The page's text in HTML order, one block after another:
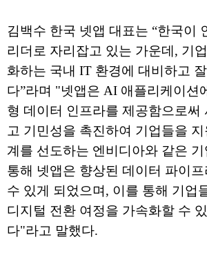
김백수 한국 넷앱 대표는 “한국이
리더로 자리잡고 있는 가운데, 기
화하는 국내 IT 환경에 대비하고
다”라며 "넷앱은 AI 애플리케이션
형 데이터 인프라를 제공함으로써
고 기민성을 촉진하여 기업들을
계를 선도하는 엔비디아와 같은
통해 넷앱은 향상된 데이터 파이
수 있게 되었으며, 이를 통해 기업
디지털 전환 여정을 가속화할 수
다"라고 말했다.